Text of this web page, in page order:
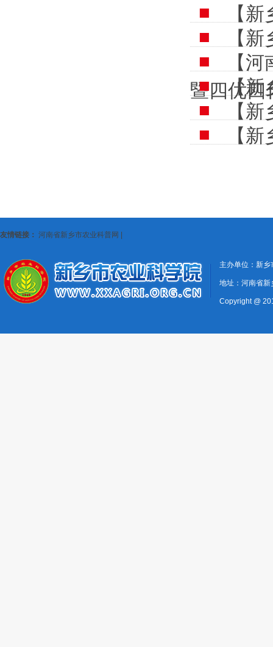
【
【
【
暨四优四
【新
【
【
友情链接： 河南省新乡市农业科普网
主办单位：新
地址：河南省
Copyright @